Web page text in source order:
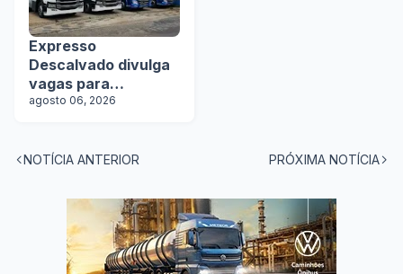
Expresso
Descalvado divulga
vagas para
motoristas
agosto 06, 2026
NOTÍCIA ANTERIOR PRÓXIMA NOTÍCIA